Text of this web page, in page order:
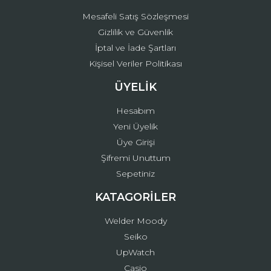
Mesafeli Satış Sözleşmesi
Gizlilik ve Güvenlik
İptal ve İade Şartları
Kişisel Veriler Politikası
ÜYELİK
Hesabım
Yeni Üyelik
Üye Girişi
Şifremi Unuttum
Sepetiniz
KATAGORİLER
Welder Moody
Seiko
UpWatch
Casio